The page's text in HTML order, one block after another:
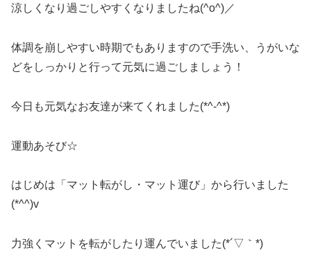
涼しくなり過ごしやすくなりましたね(^o^)／
体調を崩しやすい時期でもありますので手洗い、うがいな
どをしっかりと行って元気に過ごしましょう！
今日も元気なお友達が来てくれました(*^-^*)
運動あそび☆
はじめは「マット転がし・マット運び」から行いました
(*^^)v
力強くマットを転がしたり運んでいました(*´▽｀*)